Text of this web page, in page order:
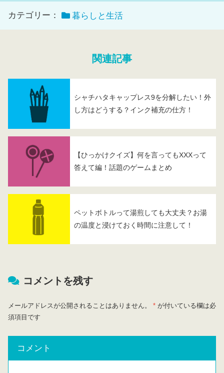
カテゴリー： 暮らしと生活
関連記事
シャチハタキャップレス9を分解したい！外
し方はどうする？インク補充の仕方！
【ひっかけクイズ】何を言ってもXXXって
答えて編！話題のゲームまとめ
ペットボトルって湯煎しても大丈夫？お湯
の温度と浸けておく時間に注意して！
コメントを残す
メールアドレスが公開されることはありません。 * が付いている欄は必
須項目です
コメント